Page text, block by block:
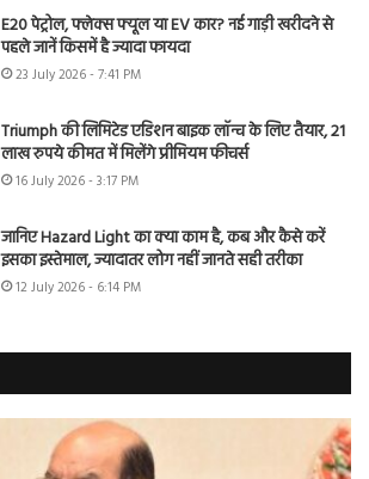
E20 पेट्रोल, फ्लेक्स फ्यूल या EV कार? नई गाड़ी खरीदने से
पहले जानें किसमें है ज्यादा फायदा
23 July 2026 - 7:41 PM
Triumph की लिमिटेड एडिशन बाइक लॉन्च के लिए तैयार, 21
लाख रुपये कीमत में मिलेंगे प्रीमियम फीचर्स
16 July 2026 - 3:17 PM
जानिए Hazard Light का क्या काम है, कब और कैसे करें
इसका इस्तेमाल, ज्यादातर लोग नहीं जानते सही तरीका
12 July 2026 - 6:14 PM